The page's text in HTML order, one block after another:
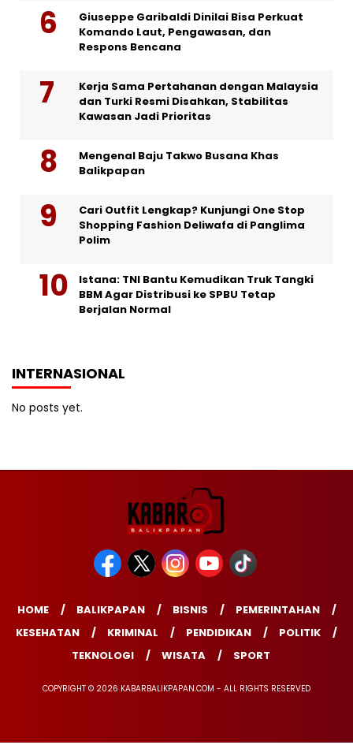
Giuseppe Garibaldi Dinilai Bisa Perkuat
Komando Laut, Pengawasan, dan
Respons Bencana
Kerja Sama Pertahanan dengan Malaysia
dan Turki Resmi Disahkan, Stabilitas
Kawasan Jadi Prioritas
Mengenal Baju Takwo Busana Khas
Balikpapan
Cari Outfit Lengkap? Kunjungi One Stop
Shopping Fashion Deliwafa di Panglima
Polim
Istana: TNI Bantu Kemudikan Truk Tangki
BBM Agar Distribusi ke SPBU Tetap
Berjalan Normal
INTERNASIONAL
No posts yet.
HOME BALIKPAPAN BISNIS
PEMERINTAHAN
KESEHATAN
KRIMINAL PENDIDIKAN
POLITIK
TEKNOLOGI
WISATA SPORT
COPYRIGHT © 2026 KABARBALIKPAPAN.COM - ALL RIGHTS RESERVED